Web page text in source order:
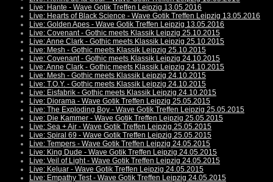
Live: Hante - Wave Gotik Treffen Leipzig 13.05.2016
Live: Hearts of Black Science - Wave Gotik Treffen Leipzig 13.05.2016
Live: Golden Apes - Wave Gotik Treffen Leipzig 13.05.2016
Live: Covenant - Gothic meets Klassik Leipzig 25.10.2015
Live: Anne Clark - Gothic meets Klassik Leipzig 25.10.2015
Live: Mesh - Gothic meets Klassik Leipzig 25.10.2015
Live: Covenant - Gothic meets Klassik Leipzig 24.10.2015
Live: Anne Clark - Gothic meets Klassik Leipzig 24.10.2015
Live: Mesh - Gothic meets Klassik Leipzig 24.10.2015
Live: T.O.Y. - Gothic meets Klassik Leipzig 24.10.2015
Live: Eisfabrik - Gothic meets Klassik Leipzig 24.10.2015
Live: Diorama - Wave Gotik Treffen Leipzig 25.05.2015
Live: The Exploding Boy - Wave Gotik Treffen Leipzig 25.05.2015
Live: Die Kammer - Wave Gotik Treffen Leipzig 25.05.2015
Live: Sea + Air - Wave Gotik Treffen Leipzig 25.05.2015
Live: Spiral 69 - Wave Gotik Treffen Leipzig 25.05.2015
Live: Tempers - Wave Gotik Treffen Leipzig 24.05.2015
Live: King Dude - Wave Gotik Treffen Leipzig 24.05.2015
Live: Veil of Light - Wave Gotik Treffen Leipzig 24.05.2015
Live: Keluar - Wave Gotik Treffen Leipzig 24.05.2015
Live: Empathy Test - Wave Gotik Treffen Leipzig 24.05.2015